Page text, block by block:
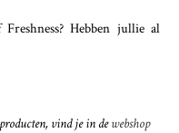
Hebben jullie al
vind je in dewebshop